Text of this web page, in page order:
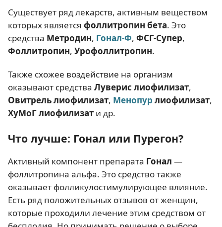
Существует ряд лекарств, активным веществом
которых является фоллитропин бета. Это
средства Метродин, Гонал-Ф, ФСГ-Супер,
Фоллитропин, Урофоллитропин.
Также схожее воздействие на организм
оказывают средства Луверис лиофилизат,
Овитрель лиофилизат, Менопур лиофилизат,
ХуМоГ лиофилизат и др.
Что лучше: Гонал или Пурегон?
Активный компонент препарата Гонал —
фоллитропина альфа. Это средство также
оказывает фолликулостимулирующее влияние.
Есть ряд положительных отзывов от женщин,
которые проходили лечение этим средством от